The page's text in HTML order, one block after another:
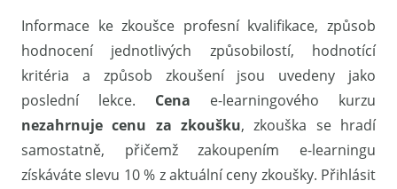
Informace ke zkoušce profesní kvalifikace, způsob
hodnocení jednotlivých způsobilostí, hodnotící
kritéria a způsob zkoušení jsou uvedeny jako
poslední lekce. Cena e-learningového kurzu
nezahrnuje cenu za zkoušku, zkouška se hradí
samostatně, přičemž zakoupením e-learningu
získáváte slevu 10 % z aktuální ceny zkoušky. Přihlásit